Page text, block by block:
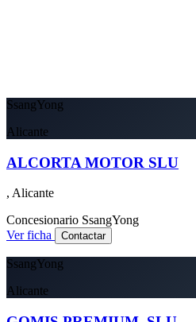
SsangYong
Alicante
ALCORTA MOTOR SLU
, Alicante
Concesionario SsangYong
Ver ficha
Contactar
SsangYong
Alicante